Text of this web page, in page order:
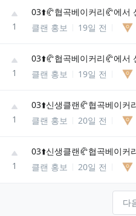
1
클랜 홍보
19일 전
1
클랜 홍보
19일 전
1
클랜 홍보
20일 전
1
클랜 홍보
20일 전
다